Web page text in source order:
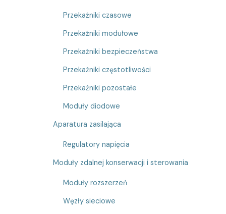
Przekaźniki czasowe
Przekaźniki modułowe
Przekaźniki bezpieczeństwa
Przekaźniki częstotliwości
Przekaźniki pozostałe
Moduły diodowe
Aparatura zasilająca
Regulatory napięcia
Moduły zdalnej konserwacji i sterowania
Moduły rozszerzeń
Węzły sieciowe